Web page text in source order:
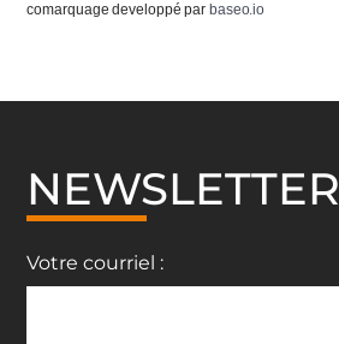
comarquage developpé par baseo.io
NEWSLETTER
Votre courriel :